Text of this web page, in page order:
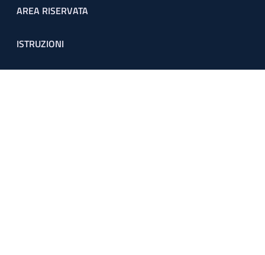
Footer menu
AREA RISERVATA
ISTRUZIONI